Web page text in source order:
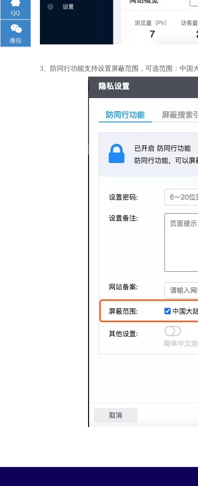
3、防同行功能支持设置屏蔽范围，可选范围：中国
QQ
微信